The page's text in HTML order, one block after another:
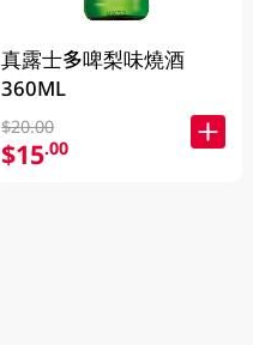
真露士多啤梨味燒酒
360ML
$20.00
$15.00